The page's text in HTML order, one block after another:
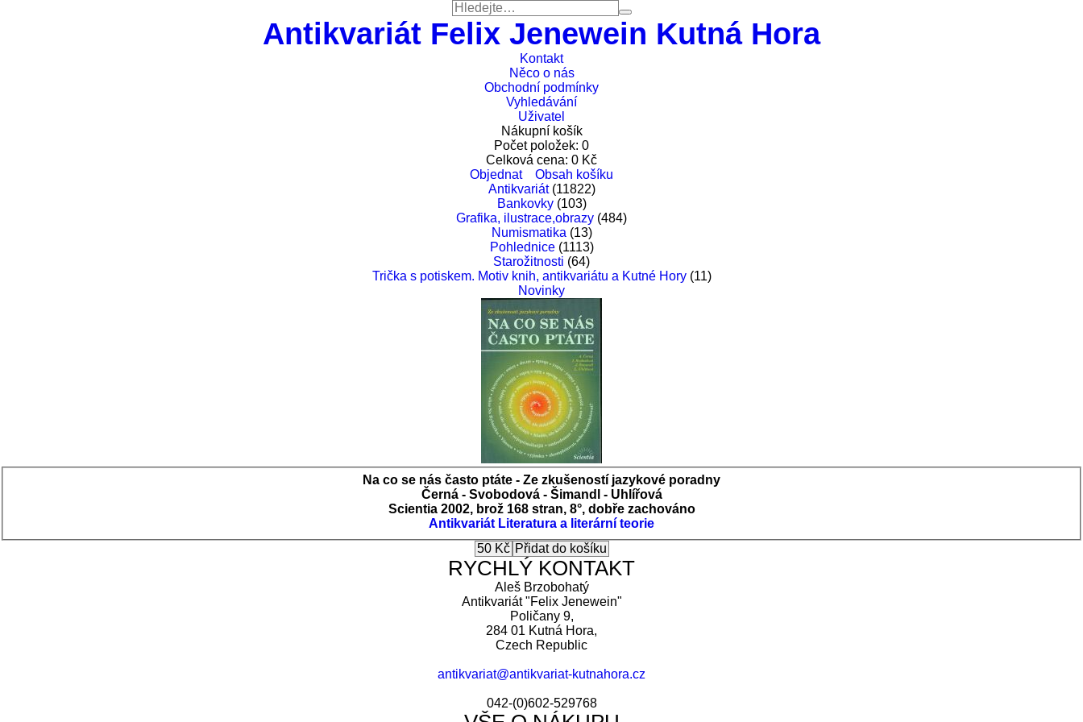
Antikvariát Felix Jenewein Kutná Hora
Kontakt
Něco o nás
Obchodní podmínky
Vyhledávání
Uživatel
Nákupní košík
Počet položek: 0
Celková cena: 0 Kč
Objednat
Obsah košíku
Antikvariát(11822)
Bankovky(103)
Grafika, ilustrace,obrazy (484)
Numismatika (13)
Pohlednice(1113)
Starožitnosti (64)
Trička s potiskem. Motiv knih, antikvariátu a Kutné Hory(11)
Novinky
Na co se nás často ptáte - Ze zkušeností jazykové poradny
Černá - Svobodová - Šimandl - Uhlířová
Scientia 2002, brož 168 stran, 8°, dobře zachováno
Antikvariát Literatura a literární teorie
RYCHLÝ KONTAKT
Aleš Brzobohatý
Antikvariát "Felix Jenewein"
Poličany 9,
284 01 Kutná Hora,
Czech Republic
antikvariat@antikvariat-kutnahora.cz
042-(0)602-529768